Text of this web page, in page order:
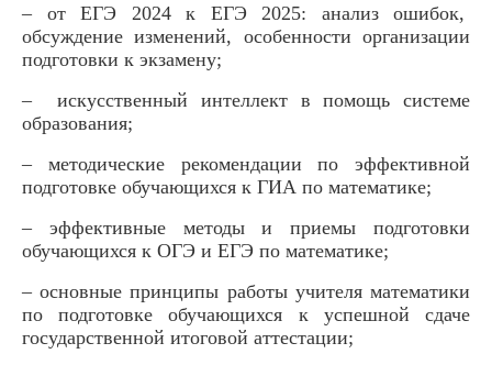
– от ЕГЭ 2024 к ЕГЭ 2025: анализ ошибок,
обсуждение изменений, особенности организации
подготовки к экзамену;
–
искусственный интеллект в помощь системе
образования;
– методические рекомендации по эффективной
подготовке обучающихся к ГИА по математике;
– эффективные методы и приемы подготовки
обучающихся к ОГЭ и ЕГЭ по математике;
– основные принципы работы учителя математики
по подготовке обучающихся к успешной сдаче
государственной итоговой аттестации;